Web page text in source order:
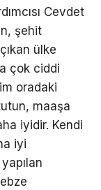
Cevdet
şehit
ülke
çok ciddi
oradaki
maaşa
iyidir. Kendi
iyi